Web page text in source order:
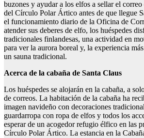
buzones y ayudar a los elfos a sellar el
del Círculo Polar Ártico antes de que llegue
el funcionamiento diario de la Oficina de
atender sus deberes de elfo, los huéspedes
tradicionales finlandesas, una actividad en
para ver la aurora boreal y, la experiencia
un sauna tradicional.
Acerca de la cabaña de Santa Claus
Los huéspedes se alojarán en la cabaña, a
de correos. La habitación de la cabaña ha
imagen navideño con decoraciones
guardarropa con ropa de elfos y todos los
esperar de un acogedor refugio élfico en las
Círculo Polar Ártico. La estancia en la